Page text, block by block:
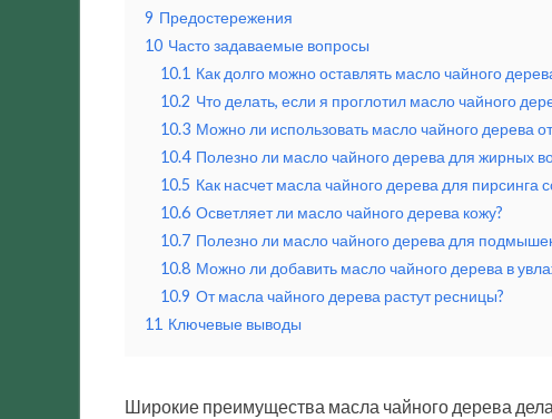
9 Предостережения
10 Часто задаваемые вопросы
10.1 Как долго можно оставлять масло чайного
10.2 Что делать, если я проглотил масло чайного
10.3 Можно ли использовать масло чайного дерева
10.4 Полезно ли масло чайного дерева для жирных
10.5 Как насчет масла чайного дерева для пирсинга
10.6 Осветляет ли масло чайного дерева кожу?
10.7 Полезно ли масло чайного дерева для
10.8 Можно ли добавить масло чайного дерева в
10.9 От масла чайного дерева растут ресницы?
11 Ключевые выводы
Широкие преимущества масла чайного дерева